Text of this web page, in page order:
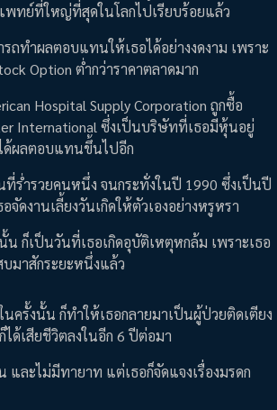
พทย์ที่ใหญ่ที่สุดในโลกไปเรียบร้อยแล้ว
ถทำผลตอบแทนให้เธอได้อย่างงดงาม เพราะ
Option ต่ำกว่าราคาตลาดมาก
Hospital Supply Corporation ถูกซื้อ
International ซึ่งเป็นบริษัทที่เธอมีหุ้นอยู่
ด้ผลตอบแทนขึ้นไปอีก
ที่ร่ำรวยคนหนึ่ง จนกระทั่งในปี 1990 ซึ่งเป็นปี
จัดงานเลี้ยงวันเกิดให้ตัวเองอย่างหรูหรา
น ก็เป็นวันที่เธอเกิดอุบัติเหตุหกล้ม เพราะเธอ
บมาสักระยะหนึ่งแล้ว
ครั้งนั้น ก็ทำให้เธอกลายมาเป็นผู้ป่วยติดเตียง
ด้เสียชีวิตลงในอีก 6 ปีต่อมา
และไม่มีทายาท แต่เธอก็จัดแจงเรื่องมรดก